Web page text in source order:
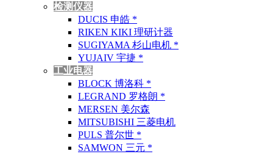
检测仪器
DUCIS 申皓 *
RIKEN KIKI 理研计器
SUGIYAMA 杉山电机 *
YUJAIV 宇捷 *
工业电器
BLOCK 博洛科 *
LEGRAND 罗格朗 *
MERSEN 美尔森
MITSUBISHI 三菱电机
PULS 普尔世 *
SAMWON 三元 *